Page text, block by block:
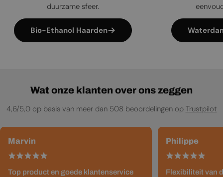
duurzame sfeer.
Bio-Ethanol Haarden
Wat onze klanten over ons zeggen
4,6/5,0 op basis van meer dan 508 beoordelingen op Trustpilot
Marvin
Top product en goede klantenservice
Philippe
Flexibiliteit van